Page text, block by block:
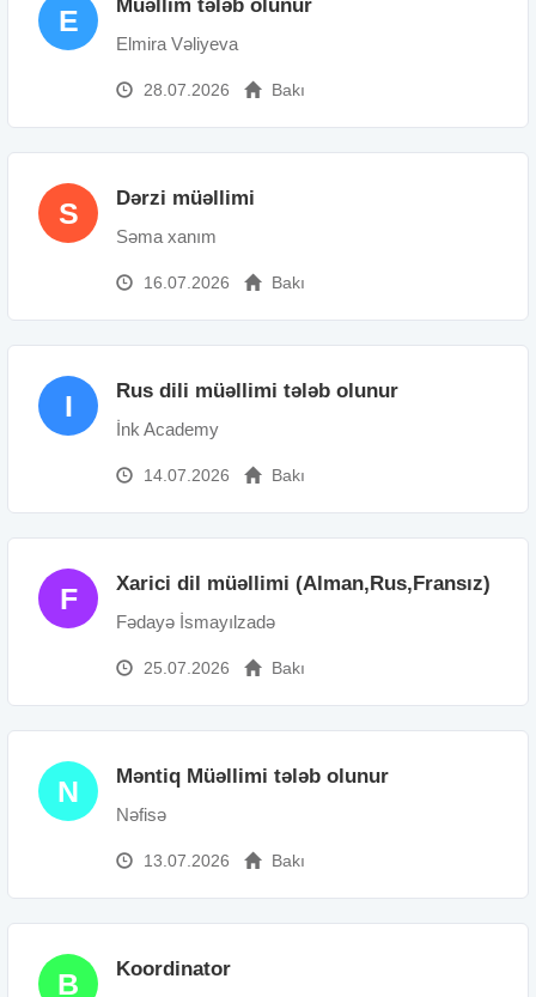
E Müəllim tələb olunur
Elmira Vəliyeva
28.07.2026 Bakı
S Dərzi müəllimi
Səma xanım
16.07.2026 Bakı
I Rus dili müəllimi tələb olunur
İnk Academy
14.07.2026 Bakı
F Xarici dil müəllimi (Alman,Rus,Fransız)
Fədayə İsmayılzadə
25.07.2026 Bakı
N Məntiq Müəllimi tələb olunur
Nəfisə
13.07.2026 Bakı
B Koordinator